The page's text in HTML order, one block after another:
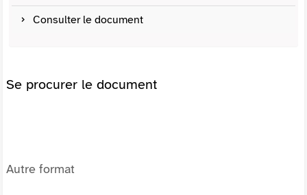
Consulter le document
Se procurer le document
Autre format